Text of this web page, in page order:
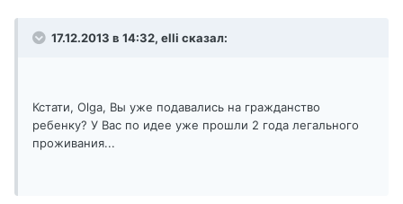
17.12.2013 в 14:32, elli сказал:
Кстати, Olga, Вы уже подавались на гражданство
ребенку? У Вас по идее уже прошли 2 года легального
проживания...